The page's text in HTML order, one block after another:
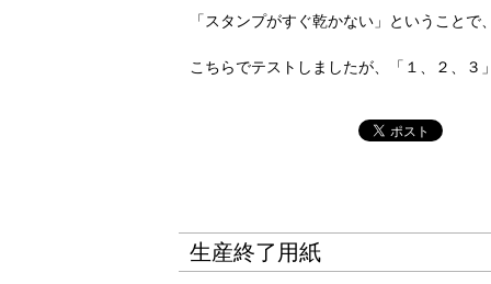
「スタンプがすぐ乾かない」ということ
こちらでテストしましたが、「１、２、
生産終了用紙